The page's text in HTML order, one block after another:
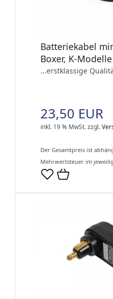
Batteriekabel
Boxer, K-Modelle
...erstklassige
23,50 EUR
inkl. 19 % MwSt.zzgl.
Der Gesamtpreis ist
Mehrwertsteuer im